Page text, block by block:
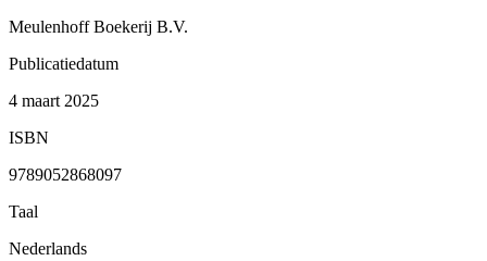
Meulenhoff Boekerij B.V.
Publicatiedatum
4 maart 2025
ISBN
9789052868097
Taal
Nederlands